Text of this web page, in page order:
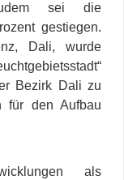
sei die
gestiegen.
Dali, wurde
Bezirk Dali zu
für den Aufbau
als